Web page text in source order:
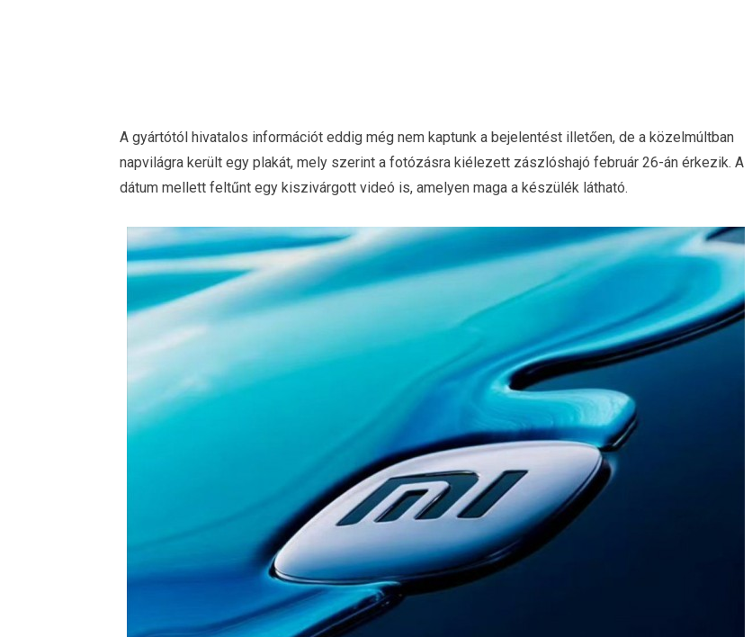
A gyártótól hivatalos információt eddig még nem kaptunk a bejelentést illetően, de a közelmúltban
napvilágra került egy plakát, mely szerint a fotózásra kiélezett zászlóshajó február 26-án érkezik. A
dátum mellett feltűnt egy kiszivárgott videó is, amelyen maga a készülék látható.